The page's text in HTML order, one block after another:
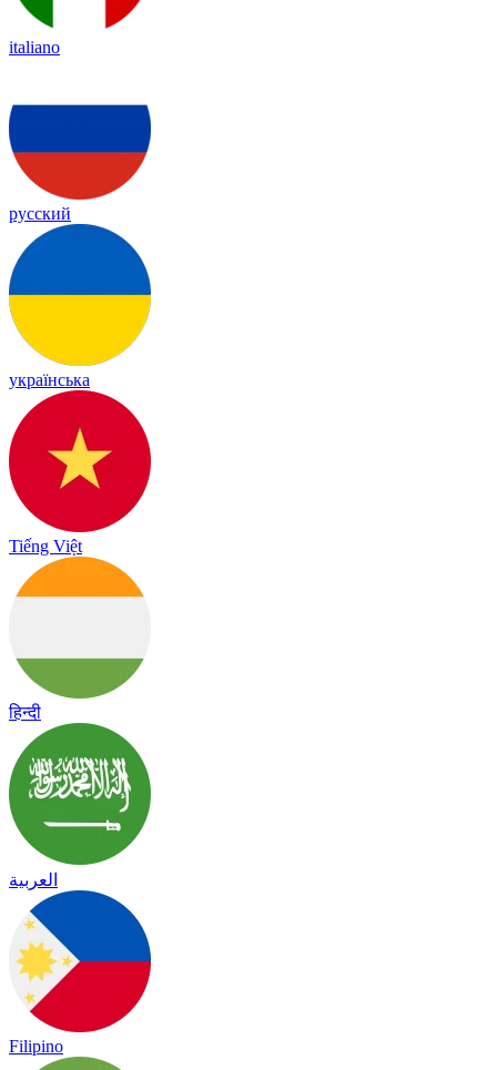
italiano
русский
українська
Tiếng Việt
हिन्दी
العربية
Filipino